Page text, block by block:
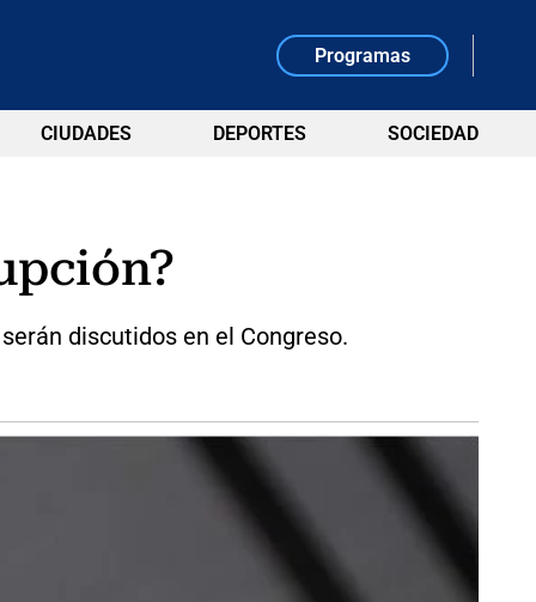
Programas
CIUDADES DEPORTES SOCIEDAD
discutidos en el Congreso.